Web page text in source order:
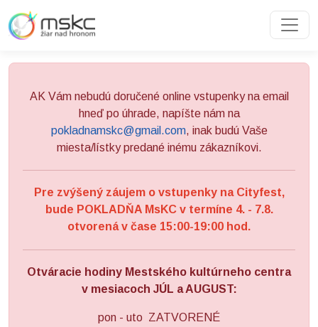
AK Vám nebudú doručené online vstupenky na email
hneď po úhrade, napíšte nám na
pokladnamskc@gmail.com, inak budú Vaše
miesta/lístky predané inému zákazníkovi.
Pre zvýšený záujem o vstupenky na Cityfest,
bude POKLADŇA MsKC v termíne 4. - 7.8.
otvorená v čase 15:00-19:00 hod.
Otváracie hodiny Mestského kultúrneho centra
v mesiacoch JÚL a AUGUST:
pon - uto ZATVORENÉ